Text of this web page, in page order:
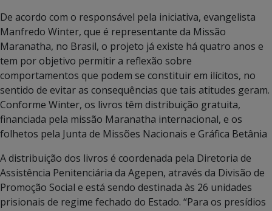
De acordo com o responsável pela iniciativa, evangelista
Manfredo Winter, que é representante da Missão
Maranatha, no Brasil, o projeto já existe há quatro anos e
tem por objetivo permitir a reflexão sobre
comportamentos que podem se constituir em ilícitos, no
sentido de evitar as consequências que tais atitudes geram.
Conforme Winter, os livros têm distribuição gratuita,
financiada pela missão Maranatha internacional, e os
folhetos pela Junta de Missões Nacionais e Gráfica Betânia
A distribuição dos livros é coordenada pela Diretoria de
Assistência Penitenciária da Agepen, através da Divisão de
Promoção Social e está sendo destinada às 26 unidades
prisionais de regime fechado do Estado. “Para os presídios